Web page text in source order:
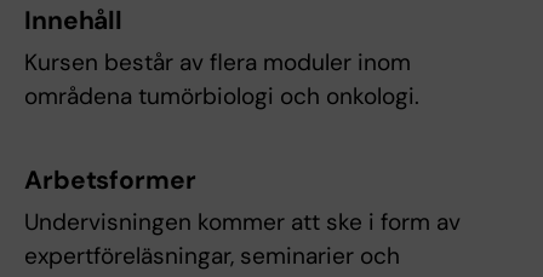
Innehåll
Kursen består av flera moduler inom
områdena tumörbiologi och onkologi.
Arbetsformer
Undervisningen kommer att ske i form av
expertföreläsningar, seminarier och